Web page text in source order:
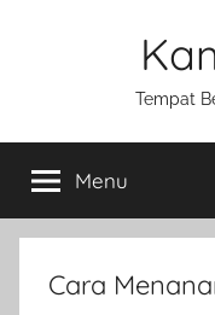
Tempat
Menu
Cara